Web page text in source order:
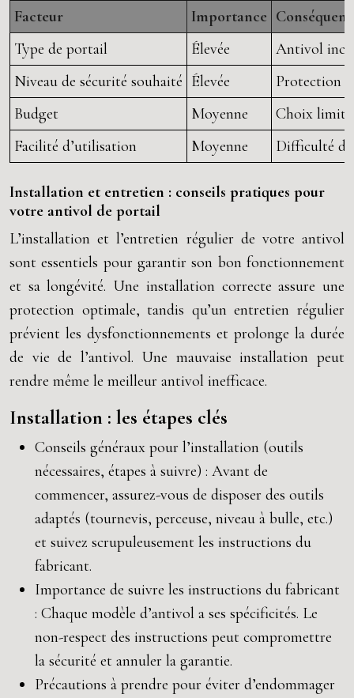
Facteur Importance
Type de portail
Élevée
Antivol
Niveau de sécurité souhaité Élevée
Protection
Budget
Moyenne
Choix limité
Facilité d’utilisation
Moyenne Difficulté
Installation et entretien : conseils pratiques pour
votre antivol de portail
L’installation et l’entretien régulier de votre antivol
sont essentiels pour garantir son bon fonctionnement
et sa longévité. Une installation correcte assure une
protection optimale, tandis qu’un entretien régulier
prévient les dysfonctionnements et prolonge la durée
de vie de l’antivol. Une mauvaise installation peut
rendre même le meilleur antivol inefficace.
Installation : les étapes clés
Conseils généraux pour l’installation (outils
nécessaires, étapes à suivre) : Avant de
commencer, assurez-vous de disposer des outils
adaptés (tournevis, perceuse, niveau à bulle, etc.)
et suivez scrupuleusement les instructions du
fabricant.
Importance de suivre les instructions du fabricant
: Chaque modèle d’antivol a ses spécificités. Le
non-respect des instructions peut compromettre
la sécurité et annuler la garantie.
Précautions à prendre pour éviter d’endommager